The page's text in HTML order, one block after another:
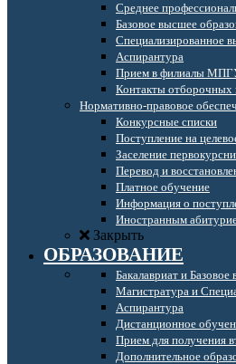
Среднее
Базовое высшее
Специализированное
Аспирантура
Прием в филиалы
Контакты отборочных
Нормативно-правовое
Конкурсные списки
Поступление на
Заселение
Перевод и
Платное обучение
Информация о
Иностранным
Закрыть
ОБРАЗОВАНИЕ
Бакалавриат и
Магистратура и
Аспирантура
Дистанционное
Прием для получения
Дополнительное